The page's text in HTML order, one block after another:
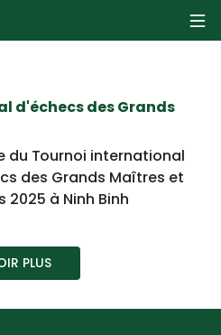
d'échecs des Grands
du Tournoi international
des Grands Maîtres et
2025 à Ninh Binh
PLUS